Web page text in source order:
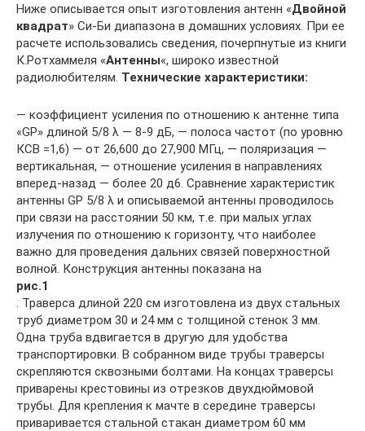
Ниже описывается опыт изготовления антенн «Двойной
квадрат» Си-Би диапазона в домашних условиях. При ее
расчете использовались сведения, почерпнутые из книги
К.Ротхаммеля «Антенны«, широко известной
радиолюбителям. Технические характеристики:
— коэффициент усиления по отношению к антенне типа
«GP» длиной 5/8 λ — 8-9 дБ, — полоса частот (по уровню
КСВ =1,6) — от 26,600 до 27,900 МГц, — поляризация —
вертикальная, — отношение усиления в направлениях
вперед-назад — более 20 д6. Сравнение характеристик
антенны GP 5/8 λ и описываемой антенны проводилось
при связи на расстоянии 50 км, т.е. при малых углах
излучения по отношению к горизонту, что наиболее
важно для проведения дальних связей поверхностной
волной. Конструкция антенны показана на
рис.1
. Траверса длиной 220 см изготовлена из двух стальных
труб диаметром 30 и 24 мм с толщиной стенок 3 мм.
Одна труба вдвигается в другую для удобства
транспортировки. В собранном виде трубы траверсы
скрепляются сквозными болтами. На концах траверсы
приварены крестовины из отрезков двухдюймовой
трубы. Для крепления к мачте в середине траверсы
приваривается стальной стакан диаметром 60 мм